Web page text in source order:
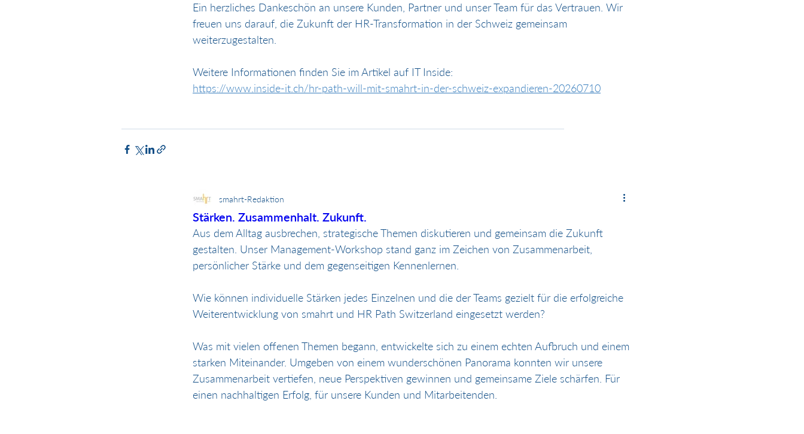
Ein herzliches Dankeschön an unsere Kunden, Partner und unser Team für das Vertrauen. Wir
freuen uns darauf, die Zukunft der HR-Transformation in der Schweiz gemeinsam
weiterzugestalten.
Weitere Informationen finden Sie im Artikel auf IT Inside:
https://www.inside-it.ch/hr-path-will-mit-smahrt-in-der-schweiz-expandieren-20260710
Stärken. Zusammenhalt. Zukunft.
smahrt-Redaktion
Aus dem Alltag ausbrechen, strategische Themen diskutieren und gemeinsam die Zukunft
gestalten. Unser Management-Workshop stand ganz im Zeichen von Zusammenarbeit,
persönlicher Stärke und dem gegenseitigen Kennenlernen.
Wie können individuelle Stärken jedes Einzelnen und die der Teams gezielt für die erfolgreiche
Weiterentwicklung von smahrt und HR Path Switzerland eingesetzt werden?
Was mit vielen offenen Themen begann, entwickelte sich zu einem echten Aufbruch und einem
starken Miteinander. Umgeben von einem wunderschönen Panorama konnten wir unsere
Zusammenarbeit vertiefen, neue Perspektiven gewinnen und gemeinsame Ziele schärfen. Für
einen nachhaltigen Erfolg, für unsere Kunden und Mitarbeitenden.